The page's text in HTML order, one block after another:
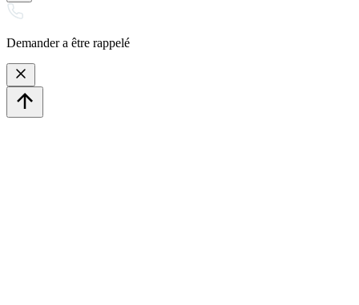
Demander a être rappelé